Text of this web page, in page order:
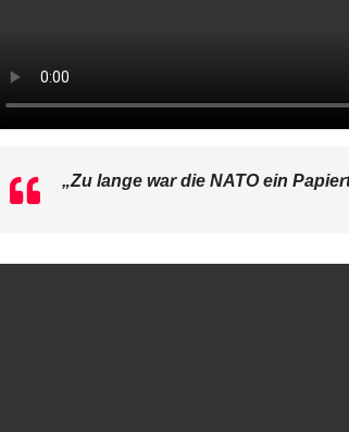
„Zu lange war die NATO ein